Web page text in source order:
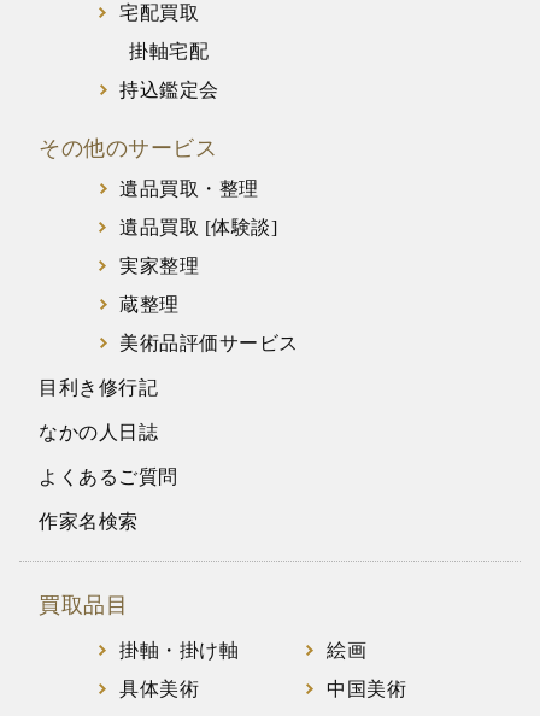
宅配買取
掛軸宅配
持込鑑定会
その他のサービス
遺品買取・整理
遺品買取 [体験談]
実家整理
蔵整理
美術品評価サービス
目利き修行記
なかの人日誌
よくあるご質問
作家名検索
買取品目
掛軸・掛け軸
絵画
具体美術
中国美術